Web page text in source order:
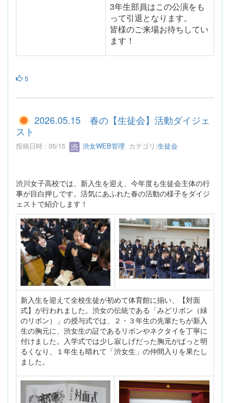
3年生部員はこの公演をも
って引退となります。
皆様のご来場お待ちしてい
ます！
5
2026.05.15 春の【生徒会】活動ダイジェ
スト
投稿日時 : 05/15 渋女WEB管理 カテゴリ:生徒会
渋川女子高校では、新入生を迎え、今年度も生徒会主体の行
事が目白押しです。活気にあふれた春の活動の様子をダイジ
ェストで紹介します！
新入生を迎えて全校生徒が初めて体育館に揃い、【対面
式】が行われました。渋女の伝統である「みどリボン（緑
のリボン）」の授与式では、２・３年生の先輩たちが新入
生の胸元に、渋女生の証であるリボンやネクタイを丁寧に
付けました。入学式では少し寂しげだった胸元がぱっと明
るくなり、１年生も晴れて「渋女生」の仲間入りを果たし
ました。